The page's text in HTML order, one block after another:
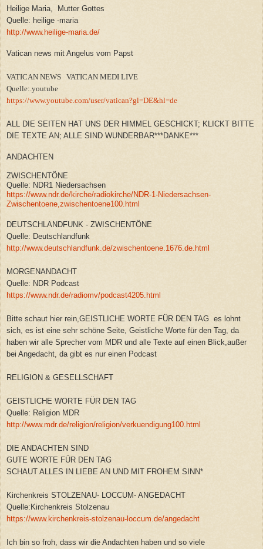
Heilige Maria, Mutter Gottes
Quelle: heilige -maria
http://www.heilige-maria.de/
Vatican news mit Angelus vom Papst
VATICAN NEWS VATICAN MEDI LIVE
Quelle:.youtube
https://www.youtube.com/user/vatican?gl=DE&hl=de
ALL DIE SEITEN HAT UNS DER HIMMEL GESCHICKT; KLICKT BITTE
DIE TEXTE AN; ALLE SIND WUNDERBAR***DANKE***
ANDACHTEN
ZWISCHENTÖNE
Quelle: NDR1 Niedersachsen
https://www.ndr.de/kirche/radiokirche/NDR-1-Niedersachsen-
Zwischentoene,zwischentoene100.html
DEUTSCHLANDFUNK - ZWISCHENTÖNE
Quelle: Deutschlandfunk
http://www.deutschlandfunk.de/zwischentoene.1676.de.html
MORGENANDACHT
Quelle: NDR Podcast
https://www.ndr.de/radiomv/podcast4205.html
Bitte schaut hier rein,GEISTLICHE WORTE FÜR DEN TAG es lohnt
sich, es ist eine sehr schöne Seite, Geistliche Worte für den Tag, da
haben wir alle Sprecher vom MDR und alle Texte auf einen Blick,außer
bei Angedacht, da gibt es nur einen Podcast
RELIGION & GESELLSCHAFT
GEISTLICHE WORTE FÜR DEN TAG
Quelle: Religion MDR
http://www.mdr.de/religion/religion/verkuendigung100.html
DIE ANDACHTEN SIND
GUTE WORTE FÜR DEN TAG
SCHAUT ALLES IN LIEBE AN UND MIT FROHEM SINN*
Kirchenkreis STOLZENAU- LOCCUM- ANGEDACHT
Quelle:Kirchenkreis Stolzenau
https://www.kirchenkreis-stolzenau-loccum.de/angedacht
Ich bin so froh, dass wir die Andachten haben und so viele